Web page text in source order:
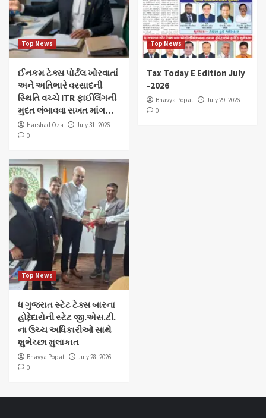
Top News
ઈનકમ ટેક્સ પોર્ટલ ખોરવાતાં
અને અતિભારે વરસાદની
સ્થિતિ વચ્ચે ITR ફાઈલિંગની
મુદત લંબાવવા સખત માંગ…
Harshad Oza
July 31, 2026
0
Top News
Tax Today E Edition July
-2026
Bhavya Popat
July 29, 2026
0
Top News
ધ ગુજરાત સ્ટેટ ટેક્સ બારના
હોદ્દેદારોની સ્ટેટ જી.એસ.ટી.
ના ઉચ્ચ અધિકારીઓ સાથે
શુભેચ્છા મુલાકાત
Bhavya Popat
July 28, 2026
0